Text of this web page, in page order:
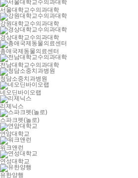
서울대학교수의과대학
강원대학교수의과대학
경상대학교수의과대학
총애국제동물의료센터
전남대학교수의과대학
청담소중치과병원
네오딘바이오랩
리제닉스
스파크펫(놀로)
연암대학교
워크앤런
연성대학교
유한양행